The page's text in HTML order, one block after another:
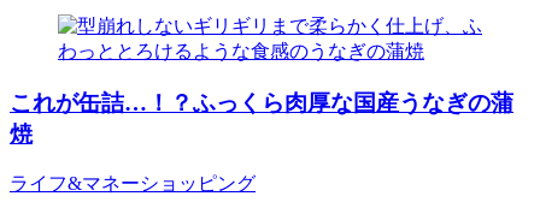
これが缶詰…！？ふっくら肉厚な国産うなぎの蒲
焼
ライフ&マネーショッピング